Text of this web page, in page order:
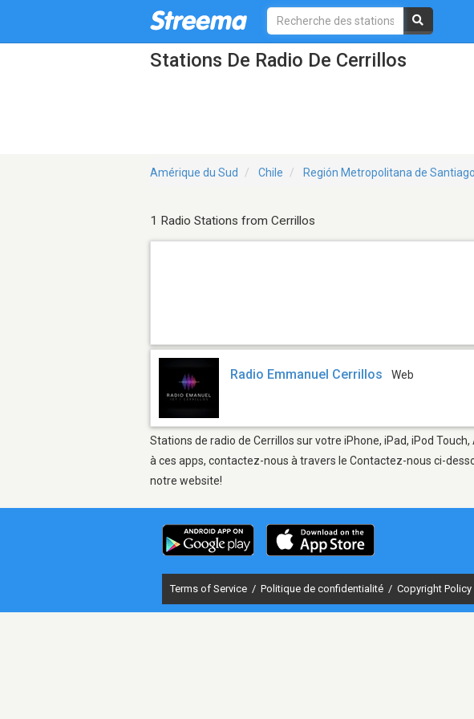
Stations De Radio De Cerrillos
Amérique du Sud Chile Región Metropolitana de Santiago
1 Radio Stations from Cerrillos
Radio Emmanuel Cerrillos Web
Stations de radio de Cerrillos sur votre iPhone, iPad, iPod
à ces apps, contactez-nous à travers le Contactez-nous ci-
notre website!
Terms of Service / Politique de confidentialité / Copyright Policy